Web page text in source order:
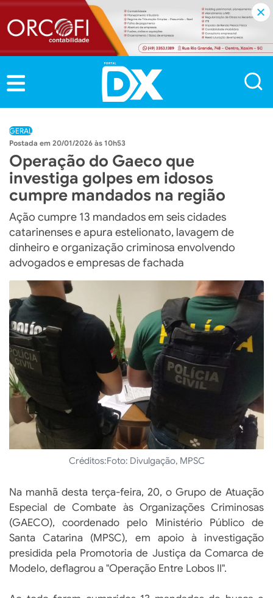
GERAL
20/01/2026 às 10h53
Operação do Gaeco que
investiga golpes em idosos
cumpre mandados na região
Ação cumpre 13 mandados em seis cidades
catarinenses e apura estelionato, lavagem de
dinheiro e organização criminosa envolvendo
advogados e empresas de fachada
Créditos:Foto: Divulgação, MPSC
Na manhã desta terça-feira, 20, o Grupo de Atuação
Especial de Combate às Organizações Criminosas
(GAECO), coordenado pelo Ministério Público de
Santa Catarina (MPSC), em apoio à investigação
presidida pela Promotoria de Justiça da Comarca de
Modelo, deflagrou a "Operação Entre Lobos II".